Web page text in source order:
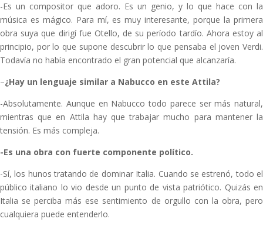
-Es un compositor que adoro. Es un genio, y lo que hace con la
música es mágico. Para mí, es muy interesante, porque la primera
obra suya que dirigí fue Otello, de su período tardío. Ahora estoy al
principio, por lo que supone descubrir lo que pensaba el joven Verdi.
Todavía no había encontrado el gran potencial que alcanzaría.
–¿Hay un lenguaje similar a Nabucco en este Attila?
-Absolutamente. Aunque en Nabucco todo parece ser más natural,
mientras que en Attila hay que trabajar mucho para mantener la
tensión. Es más compleja.
-Es una obra con fuerte componente político.
-Sí, los hunos tratando de dominar Italia. Cuando se estrenó, todo el
público italiano lo vio desde un punto de vista patriótico. Quizás en
Italia se perciba más ese sentimiento de orgullo con la obra, pero
cualquiera puede entenderlo.